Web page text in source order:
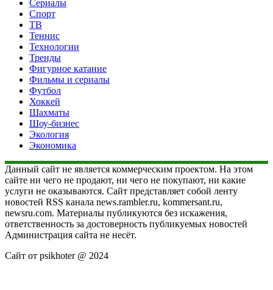
Сериалы
Спорт
ТВ
Теннис
Технологии
Тренды
Фигурное катание
Фильмы и сериалы
Футбол
Хоккей
Шахматы
Шоу-бизнес
Экология
Экономика
Данный сайт не является коммерческим проектом. На этом
сайте ни чего не продают, ни чего не покупают, ни какие
услуги не оказываются. Сайт представляет собой ленту
новостей RSS канала news.rambler.ru, kommersant.ru,
newsru.com. Материалы публикуются без искажения,
ответственность за достоверность публикуемых новостей
Администрация сайта не несёт.
Сайт от psikhoter @ 2024